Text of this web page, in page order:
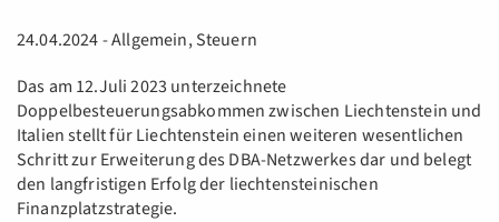
24.04.2024 - Allgemein, Steuern
Das am 12.Juli 2023 unterzeichnete
Doppelbesteuerungsabkommen zwischen Liechtenstein und
Italien stellt für Liechtenstein einen weiteren wesentlichen
Schritt zur Erweiterung des DBA-Netzwerkes dar und belegt
den langfristigen Erfolg der liechtensteinischen
Finanzplatzstrategie.